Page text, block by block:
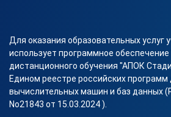
Для оказания образовательных услуг
использует программное
дистанционного обучения "АПОК
Едином реестре российских
вычислительных машин и баз данных
No21843 от 15.03.2024 ).